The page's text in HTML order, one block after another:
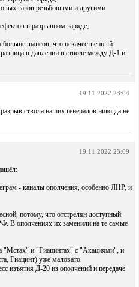
газов резьбовыми и другими
в разрывном заряде;
шансов, что некачественный
в давлении в стволе между Д-1 и
19.11.2022 23:04
ствола наших генералов никогда не
19.11.2022 23:09
- каналы ополчения, особенно ЛНР, и
потому, что отстрелян доступный
В ополчениях их заменили на те самые
"Мстах" и "Гиацинтах" с "Акациями", и
Гиацинт) уже маловато.
изъятия Д-20 из ополчений и передаче